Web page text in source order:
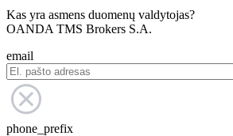
Kas yra asmens duomenų valdytojas?
OANDA TMS Brokers S.A.
email
phone_prefix